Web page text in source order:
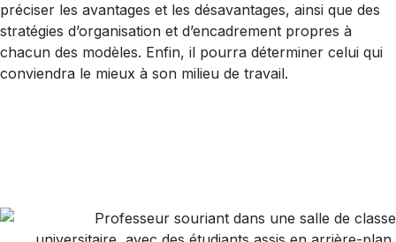
préciser les avantages et les désavantages, ainsi que des
stratégies d’organisation et d’encadrement propres à
chacun des modèles. Enfin, il pourra déterminer celui qui
conviendra le mieux à son milieu de travail.